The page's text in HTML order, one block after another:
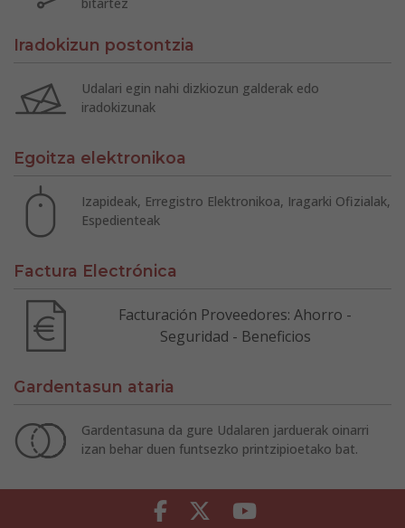
Iradokizun postontzia
Udalari egin nahi dizkiozun galderak edo
iradokizunak
Egoitza elektronikoa
Izapideak, Erregistro Elektronikoa, Iragarki Ofizialak,
Espedienteak
Factura Electrónica
Facturación Proveedores: Ahorro -
Seguridad - Beneficios
Gardentasun ataria
Gardentasuna da gure Udalaren jarduerak oinarri
izan behar duen funtsezko printzipioetako bat.
Facebook Twitter Youtube